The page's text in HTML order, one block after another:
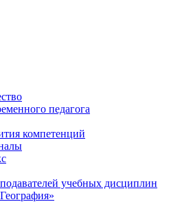
педагога
компетенций
учебных дисциплин